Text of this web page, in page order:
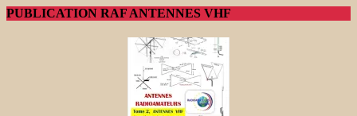
PUBLICATION RAF ANTENNES VHF